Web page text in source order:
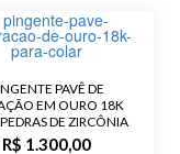
PAVÊ DE
EM OURO 18K
DE ZIRCÔNIA
R$ 1.300,00